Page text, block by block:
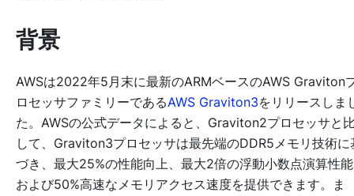
背景
AWSは2022年5月末に最新のARMベースのAWS Graviton
ロセッサファミリーであるAWS Graviton3をリリースしま
た。AWSの公式データによると、Graviton2プロセッサと
して、Graviton3プロセッサは最先端のDDR5メモリ技術に
づき、最大25%の性能向上、最大2倍の浮動小数点演算性
および50%高速なメモリアクセス速度を提供できます。ま